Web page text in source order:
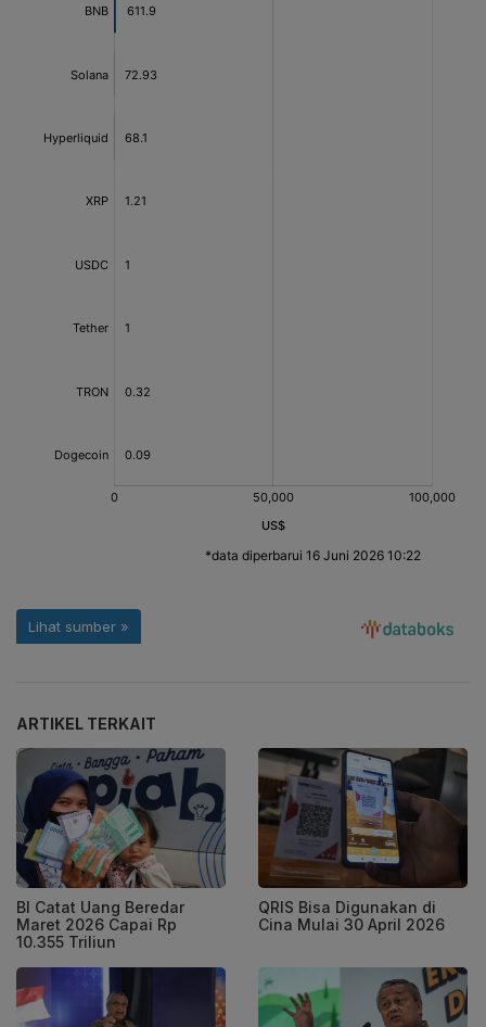
ARTIKEL TERKAIT
BI Catat Uang Beredar
Maret 2026 Capai Rp
10.355 Triliun
QRIS Bisa Digunakan di
Cina Mulai 30 April 2026